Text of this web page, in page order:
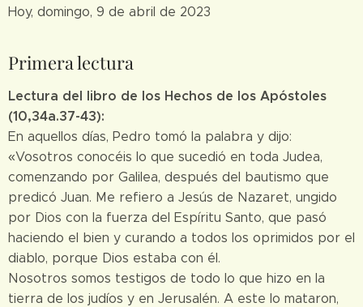
Hoy, domingo, 9 de abril de 2023
Primera lectura
Lectura del libro de los Hechos de los Apóstoles
(10,34a.37-43):
En aquellos días, Pedro tomó la palabra y dijo:
«Vosotros conocéis lo que sucedió en toda Judea,
comenzando por Galilea, después del bautismo que
predicó Juan. Me refiero a Jesús de Nazaret, ungido
por Dios con la fuerza del Espíritu Santo, que pasó
haciendo el bien y curando a todos los oprimidos por el
diablo, porque Dios estaba con él.
Nosotros somos testigos de todo lo que hizo en la
tierra de los judíos y en Jerusalén. A este lo mataron,